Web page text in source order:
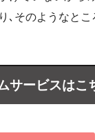
､そのようなと
サービスはこ